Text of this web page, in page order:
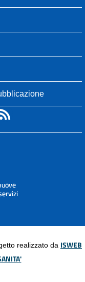
realizzato da ISWEB